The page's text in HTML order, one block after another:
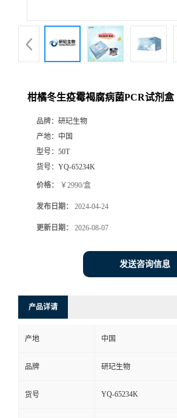
柑橘冬生疫霉褐腐病菌PCR试剂盒
品牌： 研玘生物
产地： 中国
型号： 50T
货号： YQ-65234K
价格： ￥2990/盒
发布日期： 2024-04-24
更新日期： 2026-08-07
发送咨询信息
产品详请
产地 中国
品牌 研玘生物
货号 YQ-65234K